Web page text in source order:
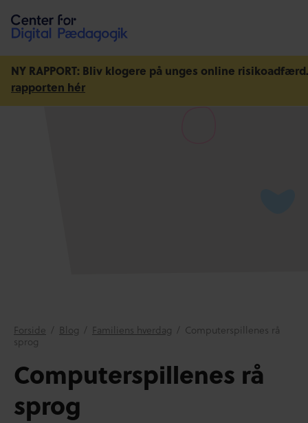
NY RAPPORT: Bliv klogere på unges online
rapporten hér
Forside / Blog / Familiens hverdag / Computerspillenes rå
sprog
Computerspillenes rå
sprog